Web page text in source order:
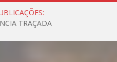
TRAÇADA